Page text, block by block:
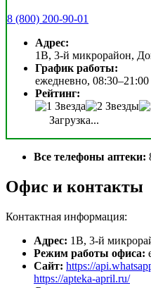
8 (800) 200-90-01
Адрес:
1В, 3-й микрорайон,
График работы:
ежедневно, 08:30–21:00
Рейтинг:
Загрузка...
Все телефоны аптеки:
Офис и контакты
Контактная информация:
Адрес: 1В, 3-й
Режим работы офиса:
Сайт: https://
https://apteka-april.ru/